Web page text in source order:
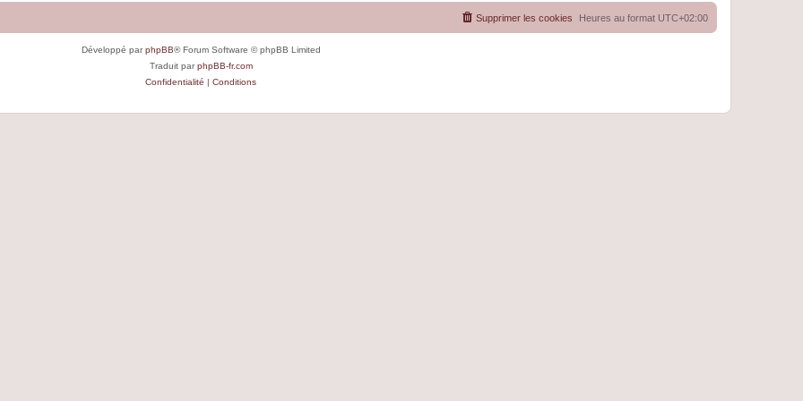
Heures au format UTC+02:00
Supprimer les cookies
Développé parphpBB® Forum Software © phpBB Limited
Traduit parphpBB-fr.com
Confidentialité | Conditions